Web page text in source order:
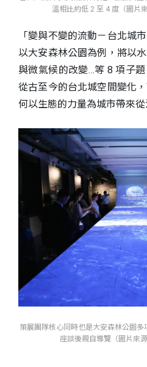
溫相比約低 2 至 4 度（圖片
「變與不變的流動－台北城
以大安森林公園為例，將以
與微氣候的改變…等 8 項子
從古至今的台北城空間變化
何以生態的力量為城市帶來
策展團隊核心同時也是大安森林公園
座談後親自導覽（圖片來